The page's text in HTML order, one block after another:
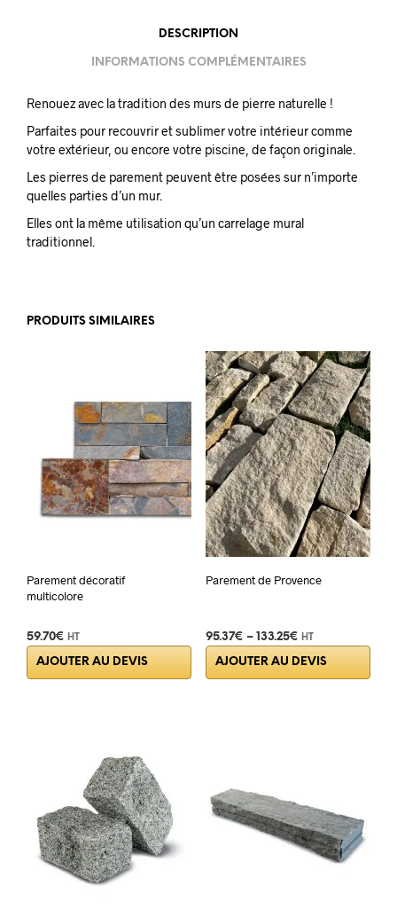
DESCRIPTION
INFORMATIONS COMPLÉMENTAIRES
Renouez avec la tradition des murs de pierre naturelle !
Parfaites pour recouvrir et sublimer votre intérieur comme
votre extérieur, ou encore votre piscine, de façon originale.
Les pierres de parement peuvent être posées sur n’importe
quelles parties d’un mur.
Elles ont la même utilisation qu’un carrelage mural
traditionnel.
PRODUITS SIMILAIRES
Parement décoratif
multicolore
59.70€ HT
AJOUTER AU DEVIS
Parement de Provence
95.37€ – 133.25€ HT
AJOUTER AU DEVIS
Ce